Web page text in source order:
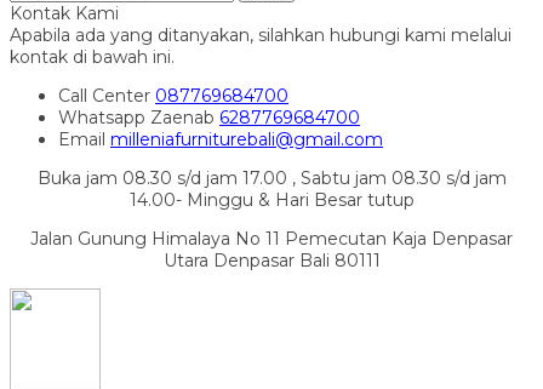
Kontak Kami
Apabila ada yang ditanyakan, silahkan hubungi kami melalui
kontak di bawah ini.
Call Center 087769684700
Whatsapp Zaenab 6287769684700
Email milleniafurniturebali@gmail.com
Buka jam 08.30 s/d jam 17.00 , Sabtu jam 08.30 s/d jam
14.00- Minggu & Hari Besar tutup
Jalan Gunung Himalaya No 11 Pemecutan Kaja Denpasar
Utara Denpasar Bali 80111